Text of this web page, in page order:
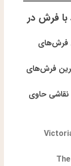
با فرش در
فرش‌های
فرش‌های
نقاشی حاوی